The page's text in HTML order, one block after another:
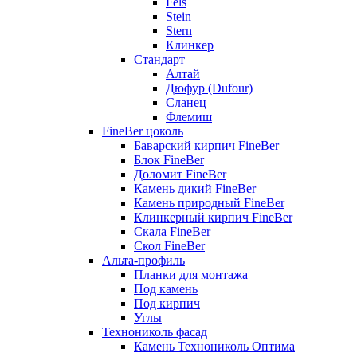
Stein
Stern
Клинкер
Стандарт
Алтай
Дюфур (Dufour)
Сланец
Флемиш
FineBer цоколь
Баварский кирпич FineBer
Блок FineBer
Доломит FineBer
Камень дикий FineBer
Камень природный FineBer
Клинкерный кирпич FineBer
Скала FineBer
Скол FineBer
Альта-профиль
Планки для монтажа
Под камень
Под кирпич
Углы
Технониколь фасад
Камень Технониколь Оптима